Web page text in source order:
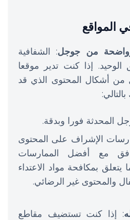
المواقع
من جوجل: الشفافية
الوحيد. إذا كنت تدير موقعا
أشكال المحتوى الذي قد
المحدثة فورا وبدقة.
الإشراف على المحتوى
مع أفضل الممارسات
يتعلق بمكافحة مواد الاعتداء
والمحتوى غير الرضائي.
: إذا كنت تستضيف مقاطع